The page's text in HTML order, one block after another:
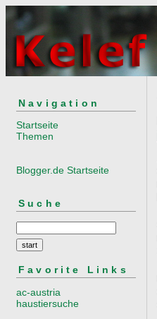
Navigation
Startseite
Themen
Blogger.de Startseite
Suche
Favorite Links
ac-austria
haustiersuche